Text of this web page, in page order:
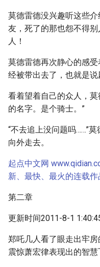
莫德雷德没兴趣听这些
友，死了的那也怨不得
人！
莫德雷德再次静心的感
经被带出去了，也就是说
看着望着自己的众人，
的名字。是个骑士。”
“不去追上没问题吗……”
向外走去。
起点中文网
新、最快、最火的连载作
第二章
更新时间2011-8-1
郑吒几人看了眼走出牢
震惊萧宏律表现出的智慧